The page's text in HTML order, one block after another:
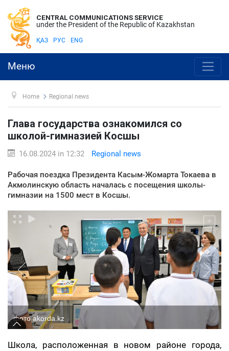
CENTRAL COMMUNICATIONS SERVICE
under the President of the Republic of Kazakhstan
ҚАЗ РУС ENG
Меню
Home Regional news
Глава государства ознакомился со
школой-гимназией Косшы
16.08.2024 in 12:32 Regional news
Рабочая поездка Президента Касым-Жомарта Токаева в
Акмолинскую область началась с посещения школы-
гимназии на 1500 мест в Косшы.
фото akorda.kz
Школа, расположенная в новом районе города,